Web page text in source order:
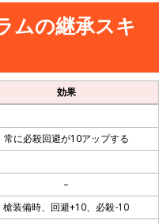
ムの継承スキ
効果
常に必殺回避が10アップする
–
槍装備時、回避+10、必殺-10